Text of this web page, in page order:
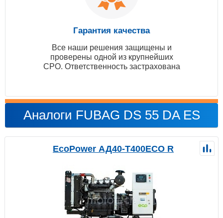
Гарантия качества
Все наши решения защищены и
проверены одной из крупнейших
СРО. Ответственность застрахована
Аналоги FUBAG DS 55 DA ES
EcoPower АД40-T400ECO R